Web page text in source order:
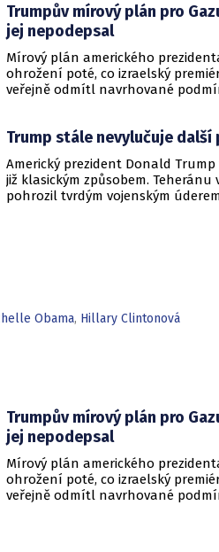
Trumpův mírový plán pro
jej nepodepsal
Mírový plán amerického
ohrožení poté, co izraelský
veřejně odmítl navrhované
najevo, že finální text
Trump stále nevylučuje
Americký prezident Donald
již klasickým způsobem.
pohrozil tvrdým vojenským
Obama, Hillary Clintonová
Trumpův mírový plán pro
jej nepodepsal
Mírový plán amerického
ohrožení poté, co izraelský
veřejně odmítl navrhované